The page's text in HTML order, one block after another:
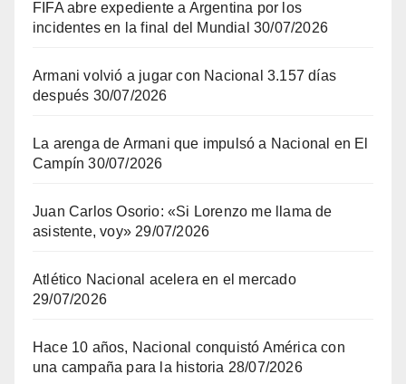
FIFA abre expediente a Argentina por los
incidentes en la final del Mundial 30/07/2026
Armani volvió a jugar con Nacional 3.157 días
después 30/07/2026
La arenga de Armani que impulsó a Nacional en El
Campín 30/07/2026
Juan Carlos Osorio: «Si Lorenzo me llama de
asistente, voy» 29/07/2026
Atlético Nacional acelera en el mercado
29/07/2026
Hace 10 años, Nacional conquistó América con
una campaña para la historia 28/07/2026